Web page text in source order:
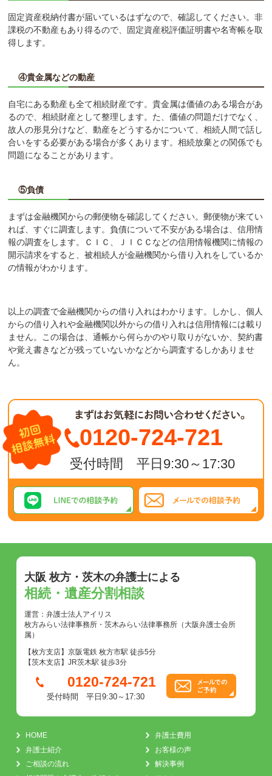
固定資産税納付書が届いているはずなので、確認してください。非
課税の不動産もあり得るので、固定資産税評価証明書や名寄帳を取
得します。
④貴金属などの動産
自宅にある動産も全て相続財産です。貴金属は価値のある場合があ
るので、相続財産として整理します。た、価値の問題だけでなく、
故人の形見分けなど、動産をどうするかについて、相続人間で話し
合いをする必要がある場合が多くあります。相続放棄との関係でも
問題になることがあります。
⑤負債
まずは金融機関からの郵便物を確認してください。郵便物が来てい
れば、すぐに調査します。負債について不安がある場合は、信用情
報の調査をします。ＣＩＣ、ＪＩＣＣなどの信用情報機関に情報の
開示請求をすると、被相続人が金融機関から借り入れをしているか
の情報がわかります。
以上の調査で金融機関からの借り入れはわかります。しかし、個人
からの借り入れや金融機関以外からの借り入れは信用情報には載り
ません。この場合は、通帳から何らかのやり取りがないか、契約書
や覚え書きなどが残っていないかなどから調査するしかありませ
ん。
0120-724-721
受付時間 平日9:30～17:30
大阪 枚方・茨木の弁護士による
相続・遺産分割相談
運営：弁護士法人アイリス
枚方みらい法律事務所・茨木みらい法律事務所（大阪弁護士会所
属）
【枚方支店】京阪電鉄 枚方市駅 徒歩5分
【茨木支店】JR茨木駅 徒歩3分
0120-724-721
受付時間 平日9:30～17:30
HOME
弁護士紹介
ご相談の流れ
弁護士費用
お客様の声
解決事例